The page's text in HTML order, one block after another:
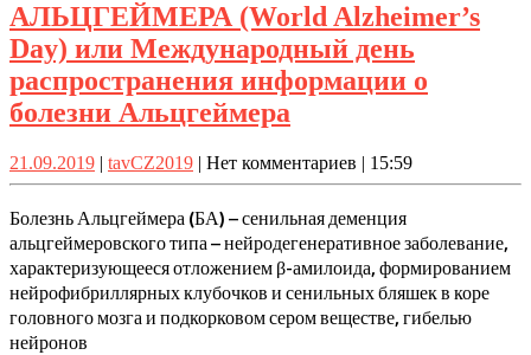
АЛЬЦГЕЙМЕРА (World Alzheimer’s
Day) или Международный день
распространения информации о
болезни Альцгеймера
21
–
ВСЕМИРНЫЙ
ДЕНЬ
БОРЬБЫ
21.09.201921.09.2019
| tavCZ2019tavCZ2019
| Нет комментариев | 15:59
Болезнь Альцгеймера (БА) – сенильная деменция
альцгеймеровского типа – нейродегенеративное заболевание,
характеризующееся отложением β-амилоида, формированием
нейрофибриллярных клубочков и сенильных бляшек в коре
головного мозга и подкорковом сером веществе, гибелью
нейронов